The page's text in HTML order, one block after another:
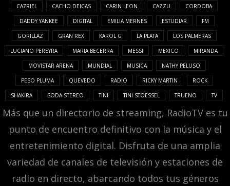
CA7RIEL CACHO DEICAS CARIN LEON CAZZU CORDOBA
DADDY YANKEE DIGITAL EMILIA MERNES ESTUDIAR FM
GORILLAZ GRAN REX KAROL G LA PLATA LOS PALMERAS
LUCIANO PEREYRA MARIA BECERRA MESSI MEXICO MIRANDA
MOVISTAR ARENA MUNDIAL MUSICA NATHY PELUSO
PESO PLUMA QUEVEDO RADIO RICKY MARTIN ROCK
SHAKIRA SODA STEREO TINI TINI STOESSEL TRUENO TV
Más que un directorio de streaming, RadioTV es tu
punto de encuentro definitivo con la música y el
entretenimiento digital. Disfruta de una amplia
variedad de canales de televisión y estaciones de
radio en directo, abarcando todos tus géneros